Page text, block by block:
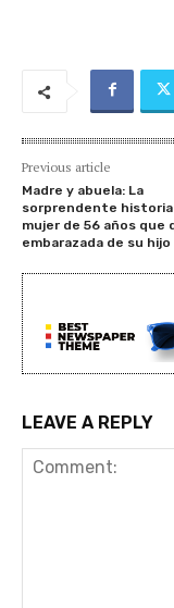
Previous article
Madre y abuela: La
sorprendente historia
mujer de 56 años que
embarazada de su hijo
LEAVE A REPLY